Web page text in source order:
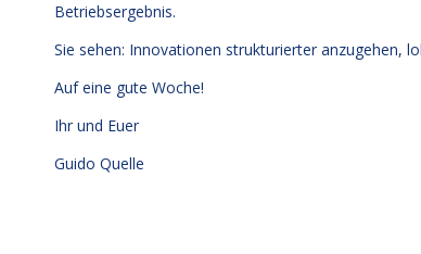
Betriebsergebnis.
Sie sehen: Innovationen strukturierter anzugehen,
Auf eine gute Woche!
Ihr und Euer
Guido Quelle